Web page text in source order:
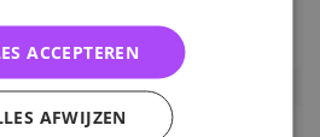
PC-XG-AWE-MY
1560870095913
ACCEPTEREN
AFWIJZEN